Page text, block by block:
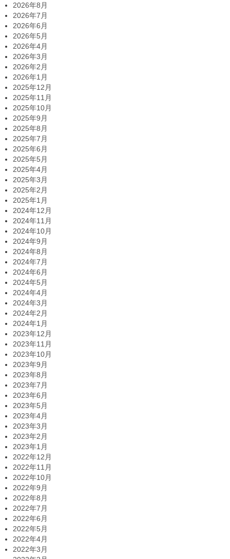
2026年8月
2026年7月
2026年6月
2026年5月
2026年4月
2026年3月
2026年2月
2026年1月
2025年12月
2025年11月
2025年10月
2025年9月
2025年8月
2025年7月
2025年6月
2025年5月
2025年4月
2025年3月
2025年2月
2025年1月
2024年12月
2024年11月
2024年10月
2024年9月
2024年8月
2024年7月
2024年6月
2024年5月
2024年4月
2024年3月
2024年2月
2024年1月
2023年12月
2023年11月
2023年10月
2023年9月
2023年8月
2023年7月
2023年6月
2023年5月
2023年4月
2023年3月
2023年2月
2023年1月
2022年12月
2022年11月
2022年10月
2022年9月
2022年8月
2022年7月
2022年6月
2022年5月
2022年4月
2022年3月